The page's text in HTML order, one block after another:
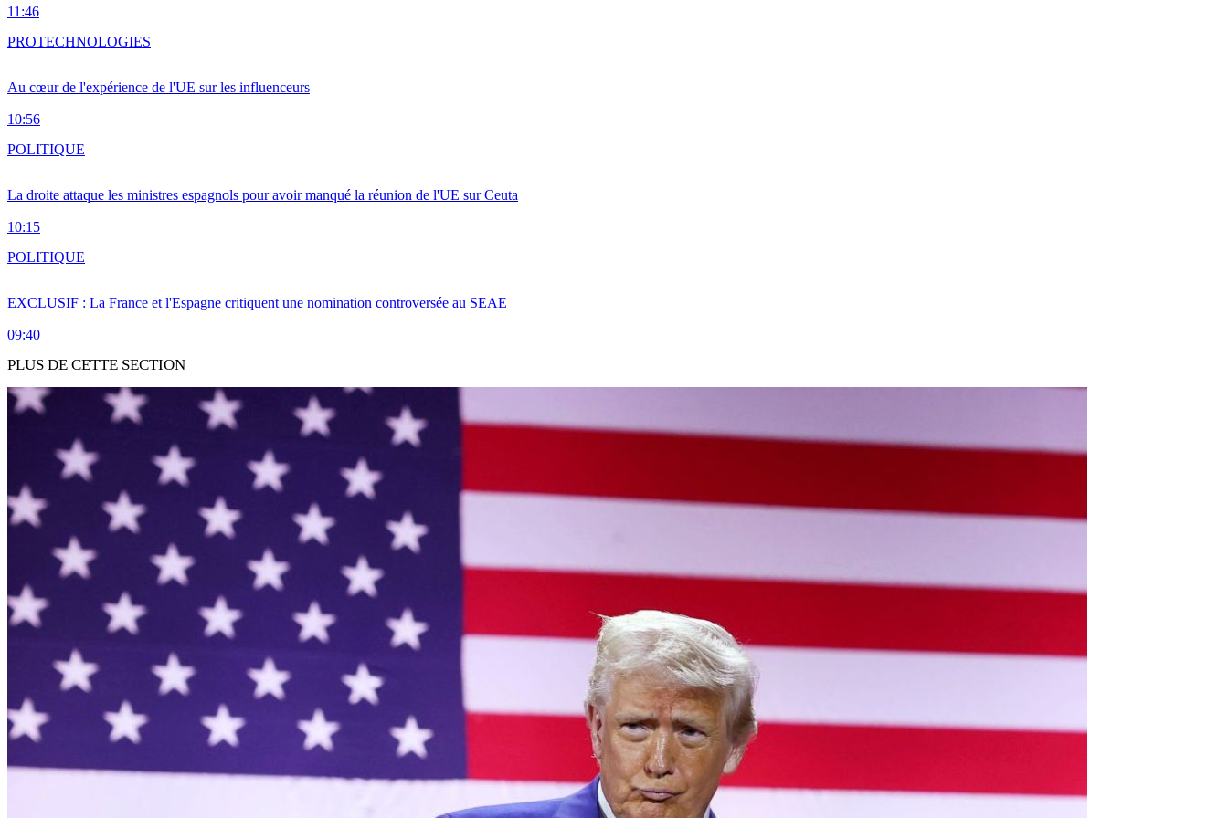
11:46
Au cœur de l'expérience de l'UE sur les influenceurs
10:56
PROTECHNOLOGIES
La droite attaque les ministres espagnols pour avoir manqué la réunion de l'UE sur Ceuta
10:15
POLITIQUE
EXCLUSIF : La France et l'Espagne critiquent une nomination controversée au SEAE
09:40
POLITIQUE
PLUS DE CETTE SECTION